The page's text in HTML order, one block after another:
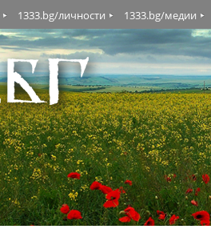
1333.bg/личности 1333.bg/медии